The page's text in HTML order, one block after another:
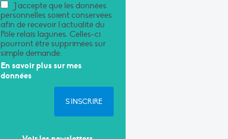
J'accepte que les données
personnelles soient conservées
afin de recevoir l'actualité du
Pôle relais lagunes. Celles-ci
pourront être supprimées sur
simple demande.
En savoir plus sur mes
données
S'INSCRIRE